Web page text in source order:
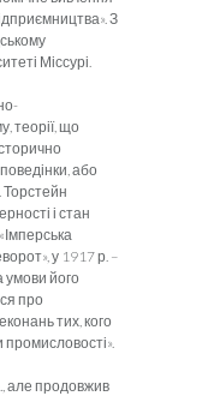
З
Міссурі.
теорії, що
або
Торстейн
і стан
у 1917 р. –
умови його
про
тих, кого
промисловості».
але продовжив